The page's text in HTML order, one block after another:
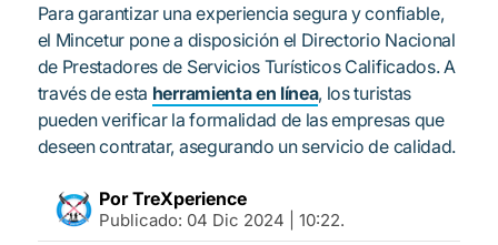
Para garantizar una experiencia segura y confiable,
el Mincetur pone a disposición el Directorio Nacional
de Prestadores de Servicios Turísticos Calificados. A
través de esta herramienta en línea, los turistas
pueden verificar la formalidad de las empresas que
deseen contratar, asegurando un servicio de calidad.
Por TreXperience
Publicado: 04 Dic 2024 | 10:22.